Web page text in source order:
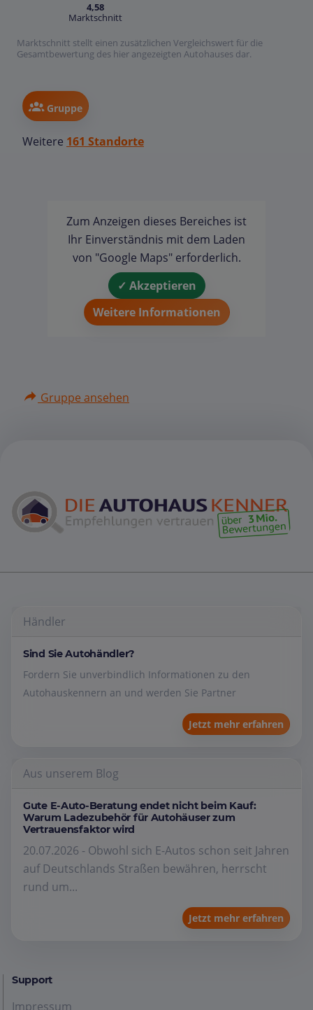
4,58
Marktschnitt
Marktschnitt stellt einen zusätzlichen Vergleichswert für die
Gesamtbewertung des hier angezeigten Autohauses dar.
Gruppe
Weitere 161 Standorte
Zum Anzeigen dieses Bereiches ist
Ihr Einverständnis mit dem Laden
von "Google Maps" erforderlich.
✓ Akzeptieren
Weitere Informationen
Gruppe ansehen
Händler
Sind Sie Autohändler?
Fordern Sie unverbindlich Informationen zu den
Autohauskennern an und werden Sie Partner
Jetzt mehr erfahren
Aus unserem Blog
Gute E-Auto-Beratung endet nicht beim Kauf:
Warum Ladezubehör für Autohäuser zum
Vertrauensfaktor wird
20.07.2026 - Obwohl sich E-Autos schon seit Jahren
auf Deutschlands Straßen bewähren, herrscht
rund um...
Jetzt mehr erfahren
Support
Impressum